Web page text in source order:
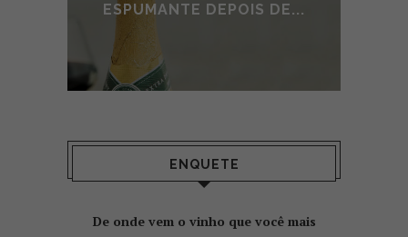
ESPUMANTE DEPOIS DE...
ENQUETE
De onde vem o vinho que você mais